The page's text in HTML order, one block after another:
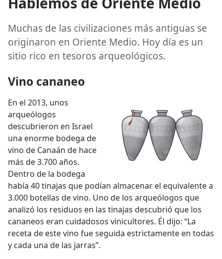
Muchas de las civilizaciones más antiguas se
originaron en Oriente Medio. Hoy día es un
sitio rico en tesoros arqueológicos.
Vino cananeo
En el 2013, unos
arqueólogos
descubrieron en Israel
una enorme bodega de
vino de Canaán de hace
más de 3.700 años.
Dentro de la bodega
había 40 tinajas que podían almacenar el equivalente a
3.000 botellas de vino. Uno de los arqueólogos que
analizó los residuos en las tinajas descubrió que los
cananeos eran cuidadosos vinicultores. Él dijo: “La
receta de este vino fue seguida estrictamente en todas
y cada una de las jarras”.